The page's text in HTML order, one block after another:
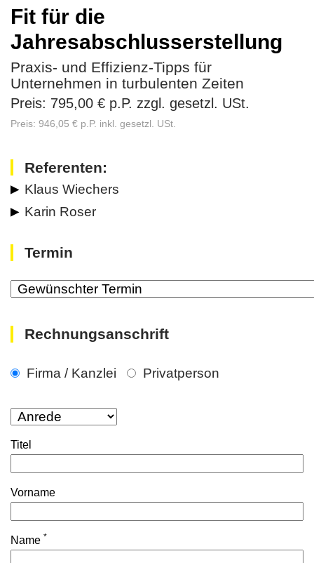
Fit für die
Jahresabschlusserstellung
Praxis- und Effizienz-Tipps für
Unternehmen in turbulenten Zeiten
Preis: 795,00 € p.P. zzgl. gesetzl. USt.
Preis: 946,05 € p.P. inkl. gesetzl. USt.
Referenten:
Klaus Wiechers
Karin Roser
Termin
Rechnungsanschrift
Firma / Kanzlei Privatperson
Titel
Vorname
Name *